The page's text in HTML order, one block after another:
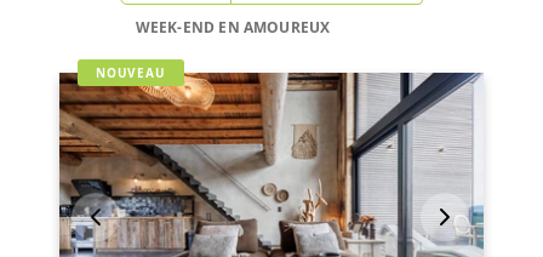
WEEK-END EN AMOUREUX